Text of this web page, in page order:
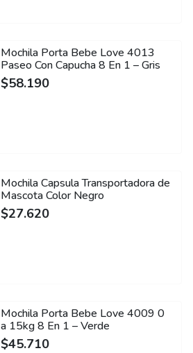
Mochila Porta Bebe Love 4013
Paseo Con Capucha 8 En 1 – Gris
$58.190
Mochila Capsula Transportadora de
Mascota Color Negro
$27.620
Mochila Porta Bebe Love 4009 0
a 15kg 8 En 1 – Verde
$45.710